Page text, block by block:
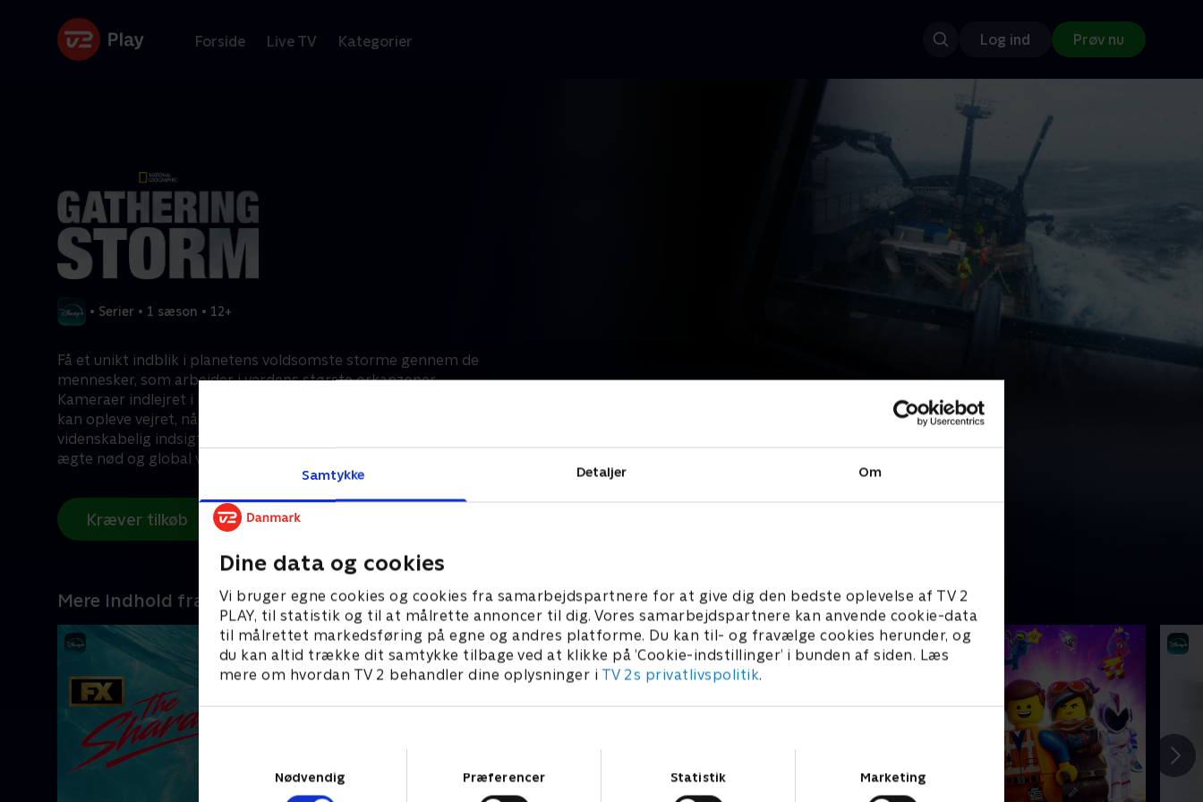
Samtykke Detaljer Om
Dine data og cookies
Vi bruger egne cookies og cookies fra samarbejdspartnere for at give dig den bedste oplevelse af TV 2
PLAY, til statistik og til at målrette annoncer til dig. Vores samarbejdspartnere kan anvende cookie-data
til målrettet markedsføring på egne og andres platforme. Du kan til- og fravælge cookies herunder, og
du kan altid trække dit samtykke tilbage ved at klikke på ’Cookie-indstillinger’ i bunden af siden. Læs
mere om hvordan TV 2 behandler dine oplysninger i TV 2s privatlivspolitik.
Nødvendig
Præferencer Statistik Marketing
Forside Live TV Kategorier Log ind Prøv nu
• Serier • 1 sæson • 12+
Få et unikt indblik i planetens voldsomste storme gennem de
mennesker, som arbejder i verdens største orkanzoner.
Kameraer indlejret i både, skibe og olieplatforme betyder, at vi
kan opleve vejret, når det er vildest. Kombineret med
videnskabelig indsigt, analyse og satellitkortlægning bringer det
ægte nød og global vejrvidenskab sammen.
Kræver tilkøb
Mere indhold fra Disney+